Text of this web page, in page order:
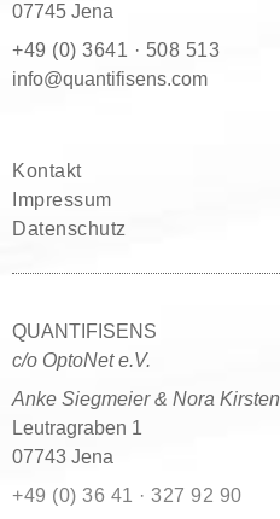
07745 Jena
+49 (0) 3641 · 508 513
moc.snesifitnauq@ofni
Kontakt
Impressum
Datenschutz
QUANTIFISENS
c/o OptoNet e.V.
Anke Siegmeier & Nora Kirsten
Leutragraben 1
07743 Jena
+49 (0) 36 41 · 327 92 90